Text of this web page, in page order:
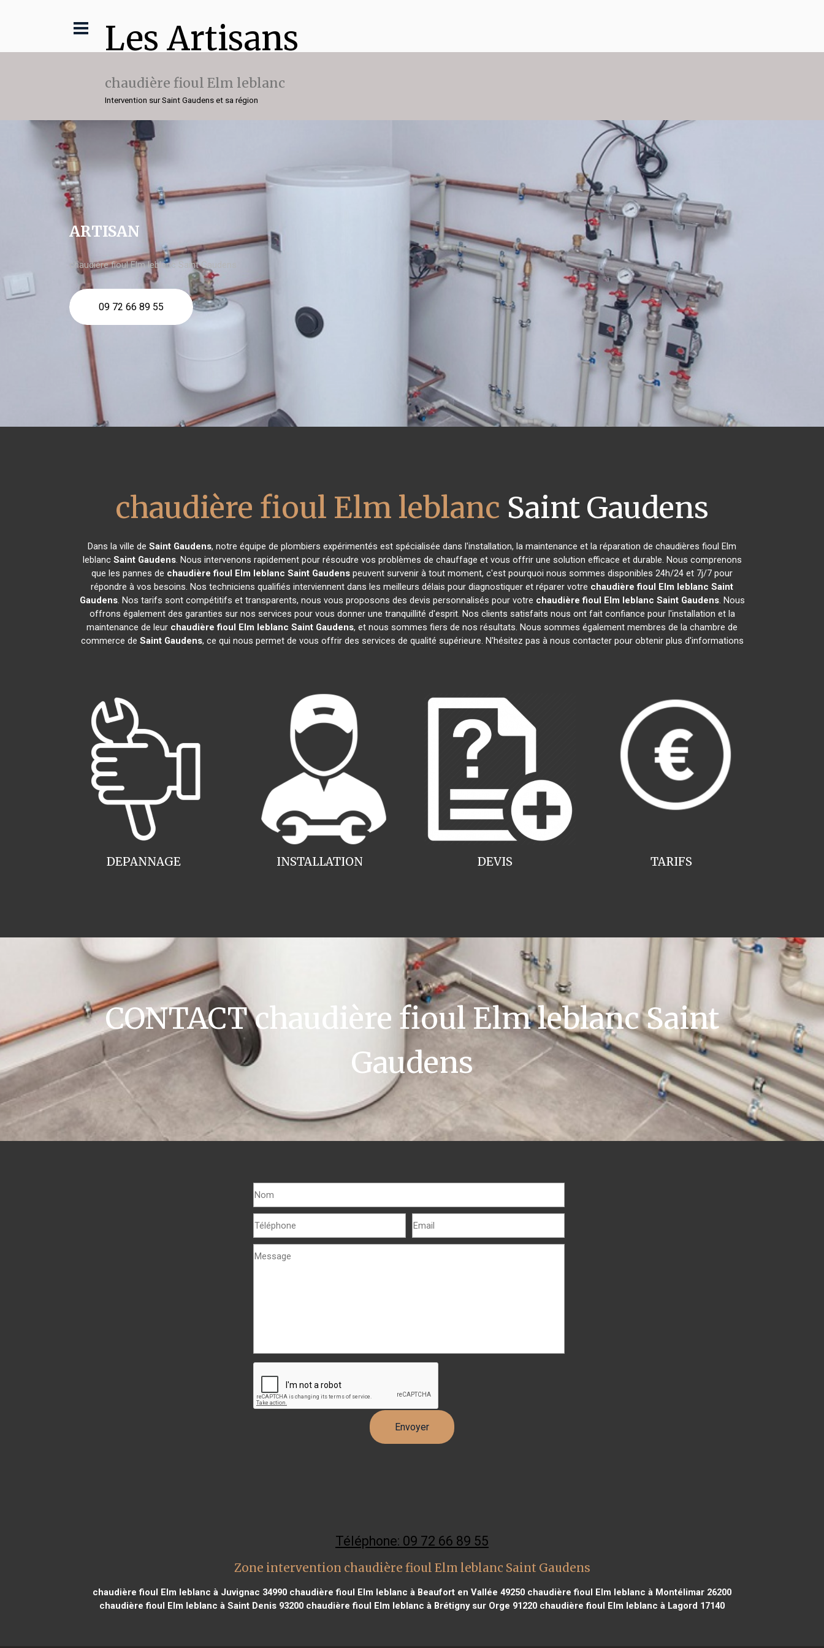
Les Artisans
chaudière fioul Elm leblanc
Intervention sur Saint Gaudens et sa région
ARTISAN
chaudière fioul Elm leblanc Saint Gaudens
09 72 66 89 55
chaudière fioul Elm leblanc Saint Gaudens
Dans la ville de Saint Gaudens, notre équipe de plombiers expérimentés est spécialisée dans l'installation, la maintenance et la réparation de chaudières fioul Elm
leblanc Saint Gaudens. Nous intervenons rapidement pour résoudre vos problèmes de chauffage et vous offrir une solution efficace et durable. Nous comprenons
que les pannes de chaudière fioul Elm leblanc Saint Gaudens peuvent survenir à tout moment, c'est pourquoi nous sommes disponibles 24h/24 et 7j/7 pour
répondre à vos besoins. Nos techniciens qualifiés interviennent dans les meilleurs délais pour diagnostiquer et réparer votre chaudière fioul Elm leblanc Saint
Gaudens. Nos tarifs sont compétitifs et transparents, nous vous proposons des devis personnalisés pour votre chaudière fioul Elm leblanc Saint Gaudens. Nous
offrons également des garanties sur nos services pour vous donner une tranquillité d'esprit. Nos clients satisfaits nous ont fait confiance pour l'installation et la
maintenance de leur chaudière fioul Elm leblanc Saint Gaudens, et nous sommes fiers de nos résultats. Nous sommes également membres de la chambre de
commerce de Saint Gaudens, ce qui nous permet de vous offrir des services de qualité supérieure. N'hésitez pas à nous contacter pour obtenir plus d'informations
INSTALLATION
DEPANNAGE TARIFS
DEVIS
CONTACT chaudière fioul Elm leblanc Saint
Gaudens
Téléphone: 09 72 66 89 55
Zone intervention chaudière fioul Elm leblanc Saint Gaudens
chaudière fioul Elm leblanc à Juvignac 34990 chaudière fioul Elm leblanc à Beaufort en Vallée 49250 chaudière fioul Elm leblanc à Montélimar 26200
chaudière fioul Elm leblanc à Saint Denis 93200 chaudière fioul Elm leblanc à Brétigny sur Orge 91220 chaudière fioul Elm leblanc à Lagord 17140